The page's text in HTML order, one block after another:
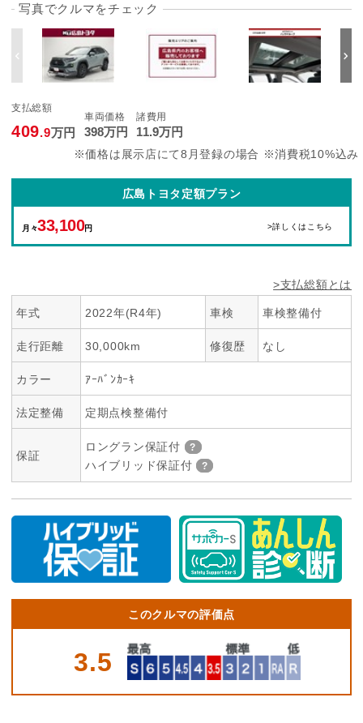
写真でクルマをチェック
支払総額
409.9万円
車両価格
398万円
諸費用
11.9万円
※価格は展示店にて8月登録の場合 ※消費税10%込み
広島トヨタ定額プラン
月々33,100円 >詳しくはこちら
>支払総額とは
年式 2022年(R4年) 車検 車検整備付
走行距離 30,000km 修復歴 なし
カラー ｱｰﾊﾞﾝｶｰｷ
法定整備 定期点検整備付
保証
ロングラン保証付
ハイブリッド保証付
このクルマの評価点
3.5